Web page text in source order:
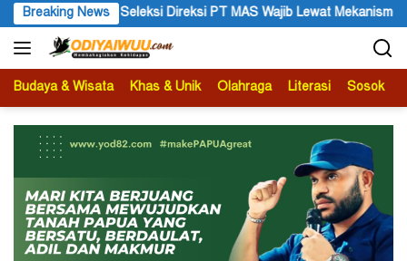
Langsung
ke
konten
Breaking News
PT MAS Wajib Lewat Mekanisme RUPS
Budaya & Wisata Khas & Unik Olahraga Literasi Sosok